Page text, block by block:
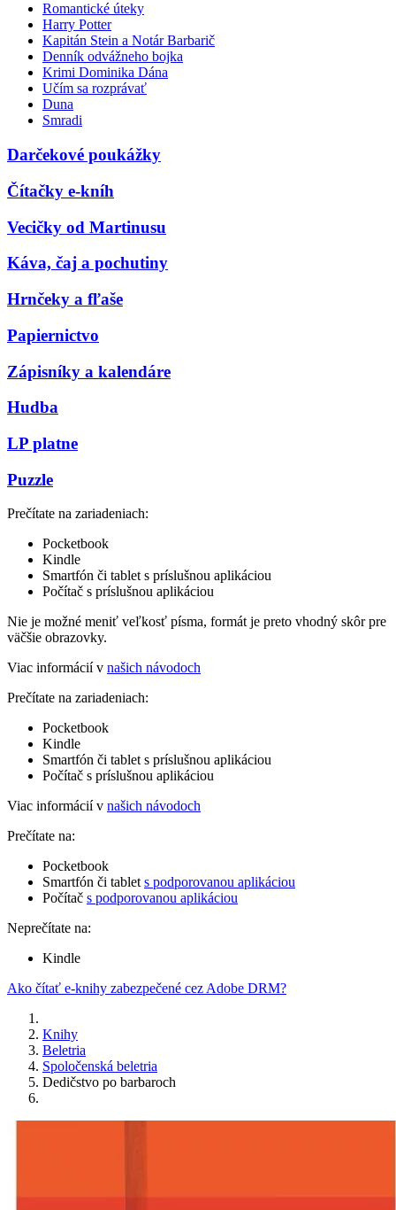
Romantické úteky
Harry Potter
Kapitán Stein a Notár Barbarič
Denník odvážneho bojka
Krimi Dominika Dána
Učím sa rozprávať
Duna
Smradi
Darčekové poukážky
Čítačky e-kníh
Vecičky od Martinusu
Káva, čaj a pochutiny
Hrnčeky a fľaše
Papiernictvo
Zápisníky a kalendáre
Hudba
LP platne
Puzzle
Prečítate na zariadeniach:
Pocketbook
Kindle
Smartfón či tablet s príslušnou aplikáciou
Počítač s príslušnou aplikáciou
Nie je možné meniť veľkosť písma, formát je preto vhodný skôr pre
väčšie obrazovky.
Viac informácií v našich návodoch
Prečítate na zariadeniach:
Pocketbook
Kindle
Smartfón či tablet s príslušnou aplikáciou
Počítač s príslušnou aplikáciou
Viac informácií v našich návodoch
Prečítate na:
Pocketbook
Smartfón či tablet s podporovanou aplikáciou
Počítač s podporovanou aplikáciou
Neprečítate na:
Kindle
Ako čítať e-knihy zabezpečené cez Adobe DRM?
Knihy
Beletria
Spoločenská beletria
Dedičstvo po barbaroch